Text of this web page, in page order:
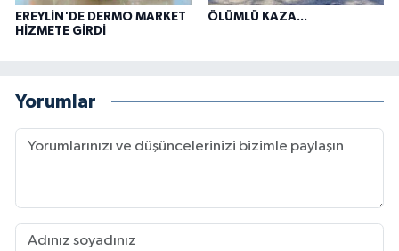
EREYLİN'DE DERMO MARKET
HİZMETE GİRDİ
ÖLÜMLÜ KAZA...
Yorumlar